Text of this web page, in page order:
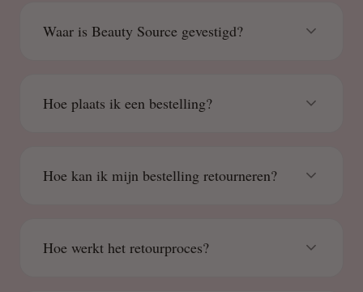
Waar is Beauty Source gevestigd?
Hoe plaats ik een bestelling?
Hoe kan ik mijn bestelling retourneren?
Hoe werkt het retourproces?